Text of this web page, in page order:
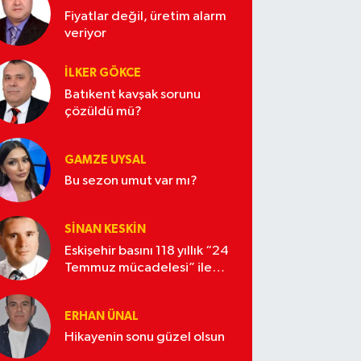
Fiyatlar değil, üretim alarm
veriyor
İLKER GÖKCE
Batıkent kavşak sorunu
çözüldü mü?
GAMZE UYSAL
Bu sezon umut var mı?
SINAN KESKIN
Eskişehir basını 118 yıllık “24
Temmuz mücadelesi” ile
ERHAN ÜNAL
Hikayenin sonu güzel olsun